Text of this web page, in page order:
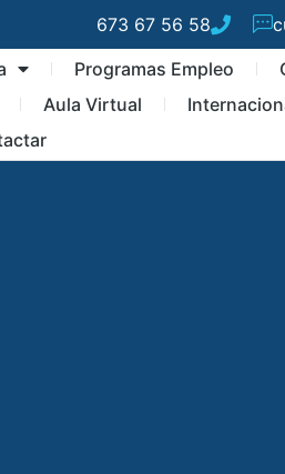
673 67 56 58
Programas Empleo
Aula Virtual